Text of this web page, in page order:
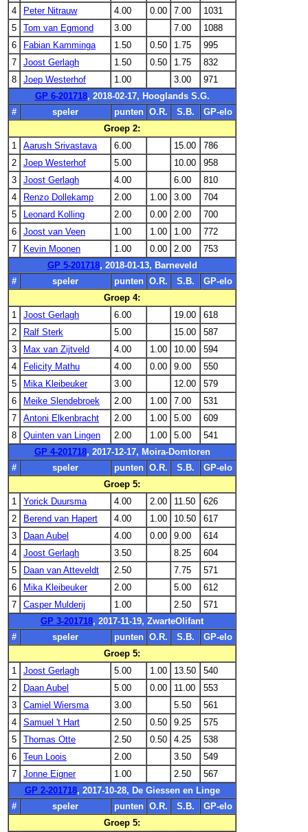
4
Peter Nitrauw 4.00 0.00 7.00
1031
5
Tom van Egmond 3.00 7.00
1088
6
Fabian Kamminga 1.50 0.50 1.75
995
7
Joost Gerlagh 1.50 0.50 1.75
832
8
Joep Westerhof 1.00 3.00
971
GP 6-201718, 2018-02-17, Hooglands S.G.
#
speler punten O.R. S.B.
GP-elo
Groep 2:
1
Aarush Srivastava 6.00 15.00
786
2
Joep Westerhof 5.00 10.00
958
3
Joost Gerlagh 4.00 6.00
810
4
Renzo Dollekamp 2.00 1.00 3.00
704
5
Leonard Kolling 2.00 0.00 2.00
700
6
Joost van Veen 1.00 1.00 1.00
772
7
Kevin Moonen 1.00 0.00 2.00
753
GP 5-201718, 2018-01-13, Barneveld
#
speler punten O.R. S.B.
GP-elo
Groep 4:
1
Joost Gerlagh 6.00 19.00
618
2
Ralf Sterk 5.00 15.00
587
3
Max van Zijtveld 4.00 1.00 10.00
594
4
Felicity Mathu 4.00 0.00 9.00
550
5
Mika Kleibeuker 3.00 12.00
579
6
Meike Slendebroek 2.00 1.00 7.00
531
7
Antoni Elkenbracht 2.00 1.00 5.00
609
8
Quinten van Lingen 2.00 1.00 5.00
541
GP 4-201718, 2017-12-17, Moira-Domtoren
#
speler punten O.R. S.B.
GP-elo
Groep 5:
1
Yorick Duursma 4.00 2.00 11.50
626
2
Berend van Hapert 4.00 1.00 10.50
617
3
Daan Aubel 4.00 0.00 9.00
614
4
Joost Gerlagh 3.50 8.25
604
5
Daan van Atteveldt 2.50 7.75
571
6
Mika Kleibeuker 2.00 5.00
612
7
Casper Mulderij 1.00 2.50
571
GP 3-201718, 2017-11-19, ZwarteOlifant
#
speler punten O.R. S.B.
GP-elo
Groep 5:
1
Joost Gerlagh 5.00 1.00 13.50
540
2
Daan Aubel 5.00 0.00 11.00
553
3
Camiel Wiersma 3.00 5.50
561
4
Samuel 't Hart 2.50 0.50 9.25
575
5
Thomas Otte 2.50 0.50 4.25
538
6
Teun Loois 2.00 3.50
549
7
Jonne Eigner 1.00 2.50
567
GP 2-201718, 2017-10-28, De Giessen en Linge
#
speler punten O.R. S.B.
GP-elo
Groep 5: